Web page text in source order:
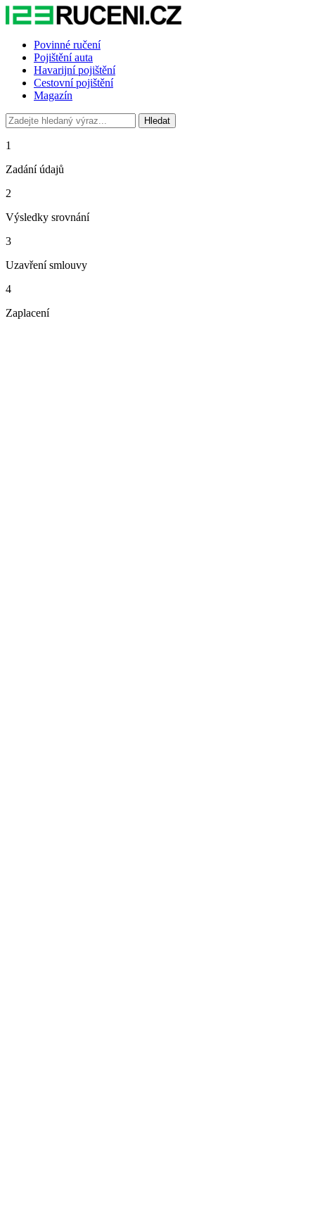
Povinné ručení
Pojištění auta
Havarijní pojištění
Cestovní pojištění
Magazín
Hledat
1
Zadání údajů
2
Výsledky srovnání
3
Uzavření smlouvy
4
Zaplacení